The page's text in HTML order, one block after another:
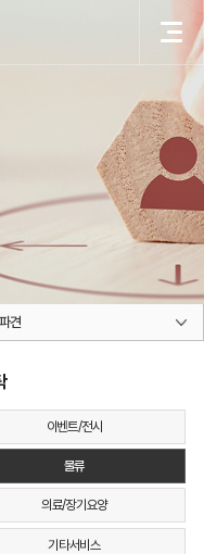
의 문은 항상 열려있습니다.
견
이벤트/전시
물류
의료/장기요양
기타서비스